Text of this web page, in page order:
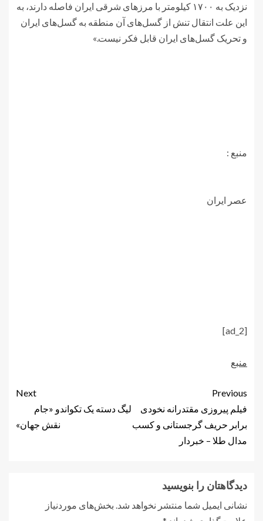
نزدیک به ۱۷۰۰ کیلومتر با مرزهای شرقی ایران فاصله دارند، به
این علت انتقال تنش از گسل‌های آن منطقه به گسل‌های ایران
و تحریک گسل‌های ایران قابل فکر نیست.»
منبع :
عصر ایران
[ad_2]
منبع
Previous
فیلم پیروزی مقتدرانه نخودی
برابر حریف گرجستانی و کسب
مدال طلا – خبردار
Next
لیگ دسته یک تکواندو «جام
نقش جهان»
دیدگاهتان را بنویسید
نشانی ایمیل شما منتشر نخواهد شد. بخش‌های موردنیاز